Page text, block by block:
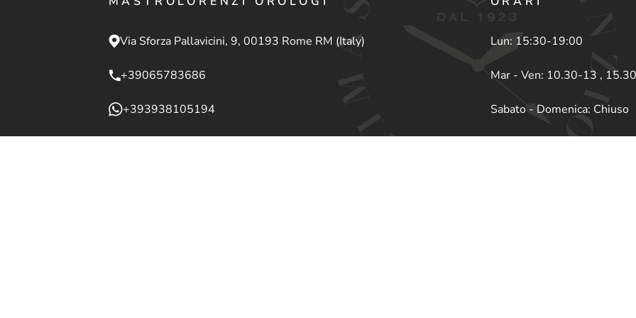
Via Sforza Pallavicini, 9, 00193 Rome RM (Italy)
+39065783686
+393938105194
Lun: 15:30-19:00
Mar - Ven: 10.30-13 ,
Sabato - Domenica: Chiuso